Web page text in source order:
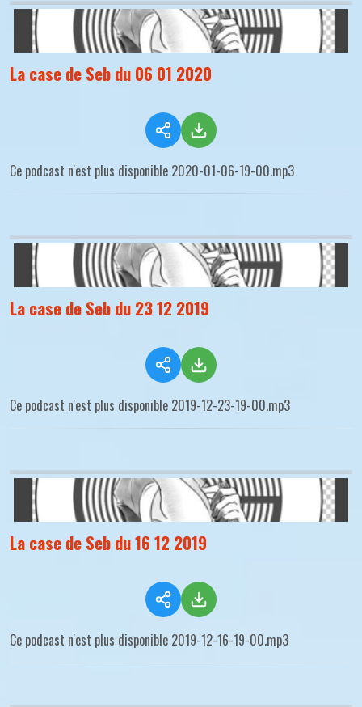
La case de Seb du 06 01 2020
Ce podcast n'est plus disponible 2020-01-06-19-00.mp3
La case de Seb du 23 12 2019
Ce podcast n'est plus disponible 2019-12-23-19-00.mp3
La case de Seb du 16 12 2019
Ce podcast n'est plus disponible 2019-12-16-19-00.mp3